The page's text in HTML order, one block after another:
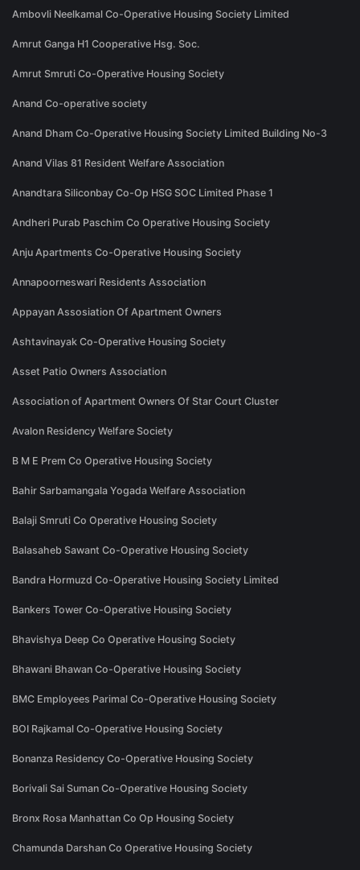
Ambovli Neelkamal Co-Operative Housing Society Limited
Amrut Ganga H1 Cooperative Hsg. Soc.
Amrut Smruti Co-Operative Housing Society
Anand Co-operative society
Anand Dham Co-Operative Housing Society Limited Building No-3
Anand Vilas 81 Resident Welfare Association
Anandtara Siliconbay Co-Op HSG SOC Limited Phase 1
Andheri Purab Paschim Co Operative Housing Society
Anju Apartments Co-Operative Housing Society
Annapoorneswari Residents Association
Appayan Assosiation Of Apartment Owners
Ashtavinayak Co-Operative Housing Society
Asset Patio Owners Association
Association of Apartment Owners Of Star Court Cluster
Avalon Residency Welfare Society
B M E Prem Co Operative Housing Society
Bahir Sarbamangala Yogada Welfare Association
Balaji Smruti Co Operative Housing Society
Balasaheb Sawant Co-Operative Housing Society
Bandra Hormuzd Co-Operative Housing Society Limited
Bankers Tower Co-Operative Housing Society
Bhavishya Deep Co Operative Housing Society
Bhawani Bhawan Co-Operative Housing Society
BMC Employees Parimal Co-Operative Housing Society
BOI Rajkamal Co-Operative Housing Society
Bonanza Residency Co-Operative Housing Society
Borivali Sai Suman Co-Operative Housing Society
Bronx Rosa Manhattan Co Op Housing Society
Chamunda Darshan Co Operative Housing Society